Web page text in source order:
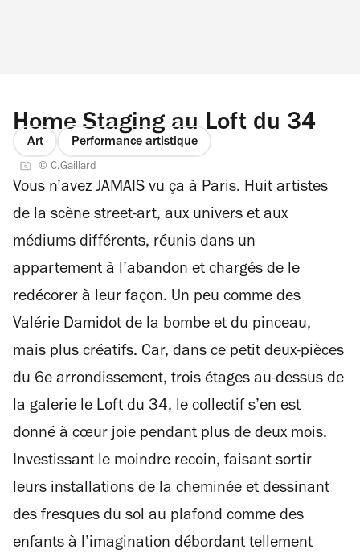
Home Staging au Loft du 34
Art Performance artistique
© C.Gaillard
Vous n’avez JAMAIS vu ça à Paris. Huit artistes
de la scène street-art, aux univers et aux
médiums différents, réunis dans un
appartement à l’abandon et chargés de le
redécorer à leur façon. Un peu comme des
Valérie Damidot de la bombe et du pinceau,
mais plus créatifs. Car, dans ce petit deux-pièces
du 6e arrondissement, trois étages au-dessus de
la galerie le Loft du 34, le collectif s’en est
donné à cœur joie pendant plus de deux mois.
Investissant le moindre recoin, faisant sortir
leurs installations de la cheminée et dessinant
des fresques du sol au plafond comme des
enfants à l’imagination débordant tellement